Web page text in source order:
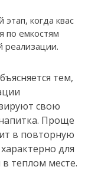
когда квас
по емкостям
реализации.
тем,
свою
Проще
в повторную
для
в теплом месте.